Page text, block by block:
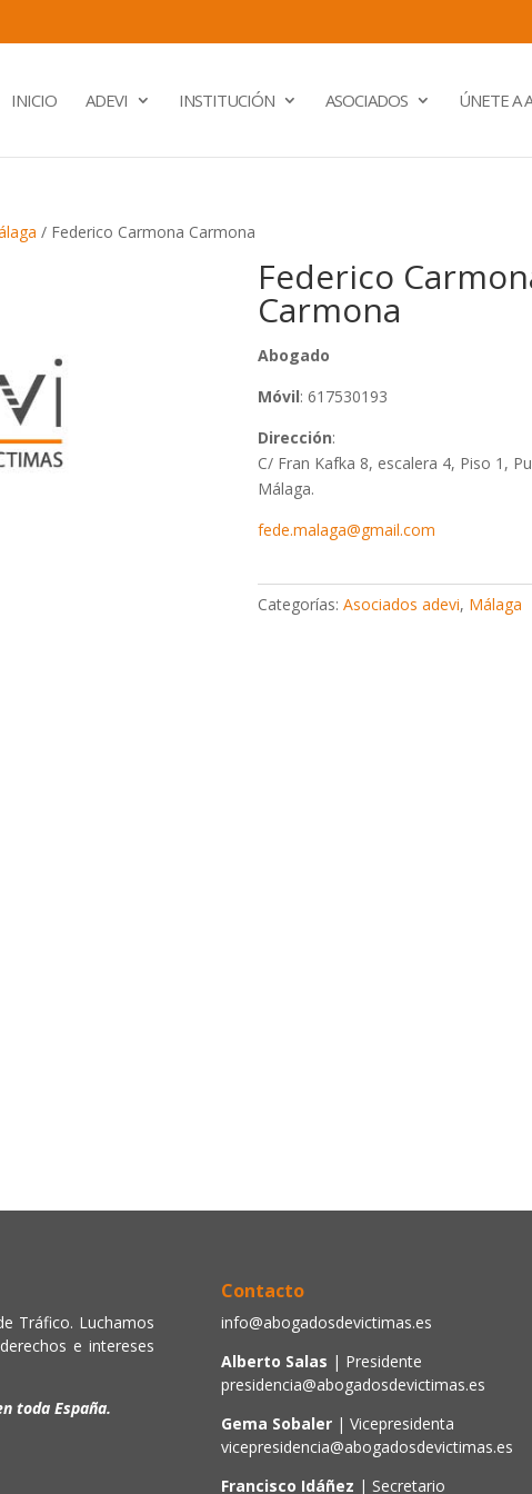
INICIO ADEVI INSTITUCIÓN ASOCIADOS ÚNETE A
/ Federico Carmona Carmona
Federico
Carmona
Abogado
Móvil: 617530193
Dirección:
C/ Fran Kafka 8, escalera 4, Piso 1,
Málaga.
fede.malaga@gmail.com
Categorías:Asociados adevi, Málaga
Tráfico. Luchamos
e intereses
toda España.
Contacto
info@abogadosdevictimas.es
Alberto Salas | Presidente
presidencia@abogadosdevictimas.es
Gema Sobaler | Vicepresidenta
vicepresidencia@abogadosdevictimas.es
Francisco Idáñez | Secretario